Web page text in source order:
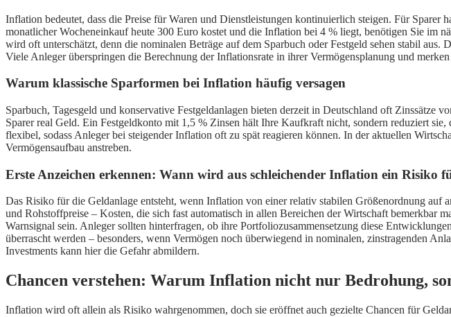
Inflation bedeutet, dass die Preise für Waren und Dienstleistungen kontinuierlich steigen. Für
monatlicher Wocheneinkauf heute 300 Euro kostet und die Inflation bei 4 % liegt, benötigen Sie im
wird oft unterschätzt, denn die nominalen Beträge auf dem Sparbuch oder Festgeld sehen stabil
Viele Anleger überspringen die Berechnung der Inflationsrate in ihrer Vermögensplanung und
Warum klassische Sparformen bei Inflation häufig versagen
Sparbuch, Tagesgeld und konservative Festgeldanlagen bieten derzeit in Deutschland oft
Sparer real Geld. Ein Festgeldkonto mit 1,5 % Zinsen hält Ihre Kaufkraft nicht, sondern reduziert
flexibel, sodass Anleger bei steigender Inflation oft zu spät reagieren können. In der aktuellen
Vermögensaufbau anstreben.
Erste Anzeichen erkennen: Wann wird aus schleichender Inflation ein Risiko
Das Risiko für die Geldanlage entsteht, wenn Inflation von einer relativ stabilen Größenordnung auf
und Rohstoffpreise – Kosten, die sich fast automatisch in allen Bereichen der Wirtschaft bemerkbar
Warnsignal sein. Anleger sollten hinterfragen, ob ihre Portfoliozusammensetzung diese
überrascht werden – besonders, wenn Vermögen noch überwiegend in nominalen, zinstragenden
Investments kann hier die Gefahr abmildern.
Chancen verstehen: Warum Inflation nicht nur Bedrohung,
Inflation wird oft allein als Risiko wahrgenommen, doch sie eröffnet auch gezielte Chancen für